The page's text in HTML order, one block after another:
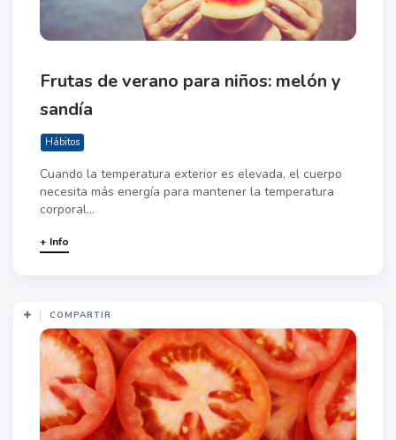
Frutas de verano para niños: melón y
sandía
Hábitos
Cuando la temperatura exterior es elevada, el cuerpo
necesita más energía para mantener la temperatura
corporal...
+ Info
COMPARTIR